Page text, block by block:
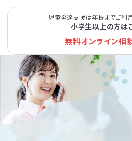
児童発達支援は年長までご利
小学生以上の方は
無料オンライン相